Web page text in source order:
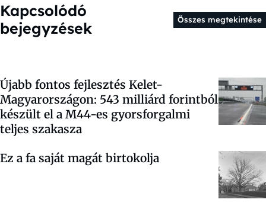
Kapcsolódó
bejegyzések
Összes megtekintése
Újabb fontos fejlesztés Kelet-
Magyarországon: 543 milliárd forintból
készült el a M44-es gyorsforgalmi
teljes szakasza
Ez a fa saját magát birtokolja